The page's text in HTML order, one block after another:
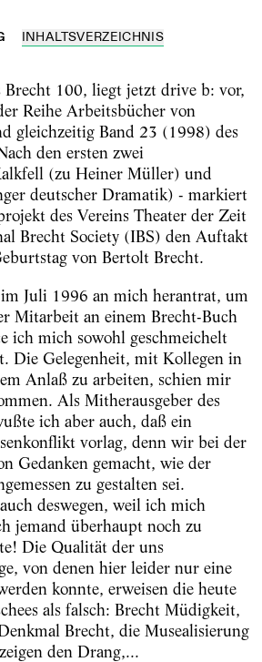
INHALTSVERZEICHNIS
Brecht 100, liegt jetzt drive b: vor,
Reihe Arbeitsbücher von
gleichzeitig Band 23 (1998) des
den ersten zwei
(zu Heiner Müller) und
deutscher Dramatik) - markiert
des Vereins Theater der Zeit
Brecht Society (IBS) den Auftakt
von Bertolt Brecht.
Juli 1996 an mich herantrat, um
Mitarbeit an einem Brecht-Buch
ich mich sowohl geschmeichelt
Die Gelegenheit, mit Kollegen in
Anlaß zu arbeiten, schien mir
Als Mitherausgeber des
ich aber auch, daß ein
vorlag, denn wir bei der
Gedanken gemacht, wie der
zu gestalten sei.
deswegen, weil ich mich
jemand überhaupt noch zu
Die Qualität der uns
von denen hier leider nur eine
konnte, erweisen die heute
als falsch: Brecht Müdigkeit,
Brecht, die Musealisierung
den Drang,...